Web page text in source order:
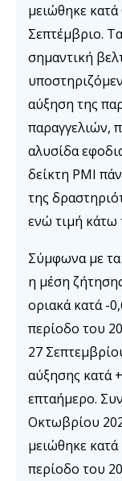
μειώθηκε
Σεπτέμβριο.
σημαντική
αύξηση της
παραγγελιών,
αλυσίδα
δείκτη PMI
της
ενώ τιμή
Σύμφωνα με
η μέση
οριακά κατά -
περίοδο του
27
αύξησης κατά
επταήμερο.
Οκτωβρίου
μειώθηκε κατά
περίοδο του